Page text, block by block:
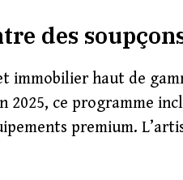
des
immobilier haut de
2025, ce programme
premium.